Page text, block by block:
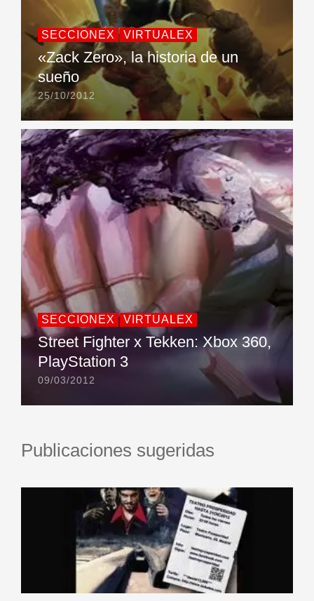
SECCIONEX VIRTUALEX
«Zack Zero», la historia de un
sueño
25/10/2012
SECCIONEX VIRTUALEX
Street Fighter x Tekken: Xbox 360,
PlayStation 3
09/03/2012
Publicaciones sugeridas